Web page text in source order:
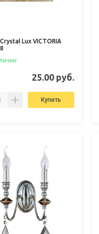
Lux VICTORIA
25.00 руб.
Купить